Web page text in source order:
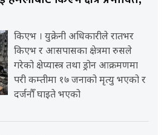
किएभ । युक्रेनी अधिकारीले रातभर
किएभ र आसपासका क्षेत्रमा रुसले
गरेको क्षेप्यास्त्र तथा ड्रोन आक्रमणमा
परी कम्तीमा १७ जनाको मृत्यु भएको र
दर्जनौँ घाइते भएको